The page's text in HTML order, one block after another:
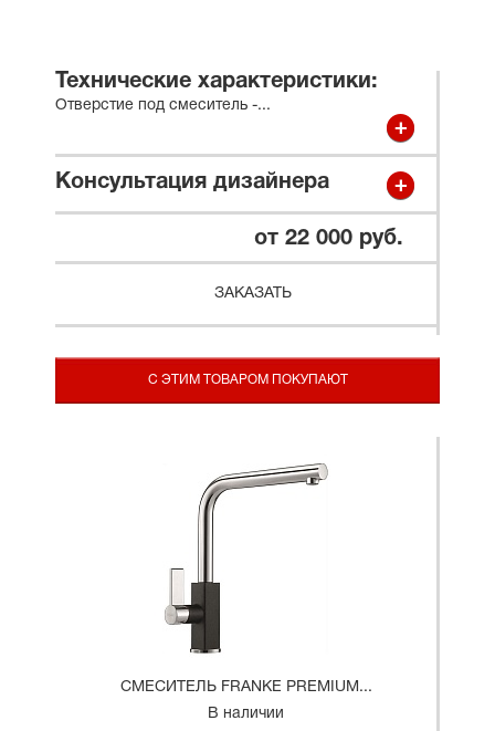
Технические характеристики:
Отверстие под смеситель -...
Консультация дизайнера
от 22 000 руб.
ЗАКАЗАТЬ
С ЭТИМ ТОВАРОМ ПОКУПАЮТ
СМЕСИТЕЛЬ FRANKE PREMIUM...
В наличии